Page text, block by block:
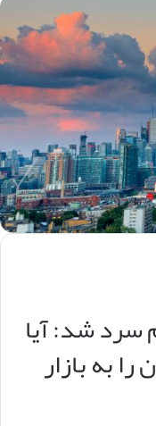
سرد شد: آیا
به بازار